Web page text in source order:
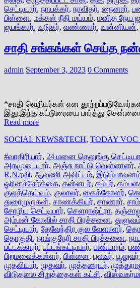
செட்டியார், நாயக்கர், நாவிதர், நைனார்,
பிள்ளை, மக்கள் நீதி மய்யம், மனித நேய
ஐயங்கார், வடுகர், வண்ணார், வன்னியன்,
சாதி சங்கங்கள் செய்த
admin September 3, 2023 0 Comments
*சாதி வெறியர்கள் என
இது,இந்த கட்டுரையை பார்த்து
Read more
SOCIAL NEWS&TECH, TODAY VOC
#வாதிரியார், 24 மனை தெலுங்கு
அகமுடையார், அஞ்சு நாட்டு வெள்ளாளர்,
R.N.ரவி, ஆவணி அவிட்டம், இடும்பாவனம்
ஓரினச்சேர்க்கை, கன்னடர், கம்பர்,
குலத்தெய்வம், குலாலர், கைக்கோளர்,
துரைமுருகன், சாணக்கியர், சாணார்,
சோழிய செட்டியார், சௌராஷ்ட்ரா,
அம்மன் கோவில் சாதி பிரச்சனை,
செட்டியார், தேவேந்திர குல வேளாளர்,
தொகுதி, நாங்குநேரி சாதி பிரச்சனை,
பட்டக்காரர், பட்டங்கட்டியார், பண்டாரம்,
பிறமலைக்கள்ளர், பிள்ளை, புலவர், பூலுவர்,
முதலியார், முதுவர், முத்தரையர்,
விடுதலை சிறுத்தைகள் கட்சி,